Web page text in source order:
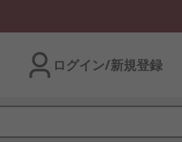
ログイン/新規登録